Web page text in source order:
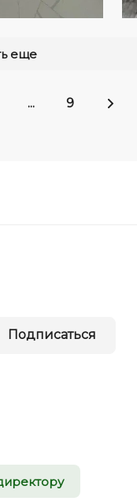
еще
... 9
Подписаться